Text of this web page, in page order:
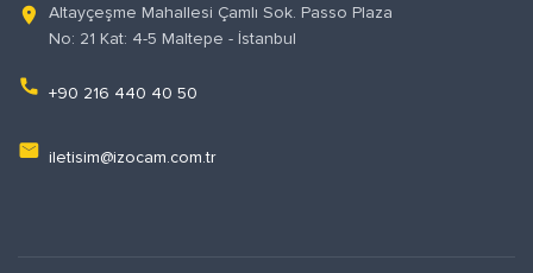
location_on
Altayçeşme Mahallesi Çamlı Sok. Passo Plaza
No: 21 Kat: 4-5 Maltepe - İstanbul
phone +90 216 440 40 50
email iletisim@izocam.com.tr